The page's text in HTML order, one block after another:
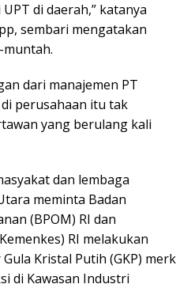
di daerah,” katanya
sembari mengatakan
dari manajemen PT
di perusahaan itu tak
yang berulang kali
dan lembaga
meminta Badan
(BPOM) RI dan
RI melakukan
Kristal Putih (GKP) merk
di Kawasan Industri